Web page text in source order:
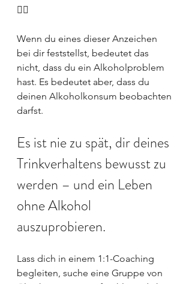
👇🏻
Wenn du eines dieser Anzeichen
bei dir feststellst, bedeutet das
nicht, dass du ein Alkoholproblem
hast. Es bedeutet aber, dass du
deinen Alkoholkonsum beobachten
darfst.
Es ist nie zu spät, dir deines
Trinkverhaltens bewusst zu
werden – und ein Leben
ohne Alkohol
auszuprobieren.
Lass dich in einem 1:1-Coaching
begleiten, suche eine Gruppe von